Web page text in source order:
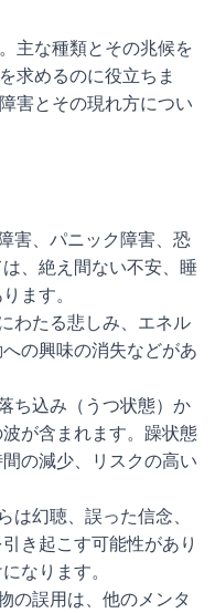
主な種類とその兆候を
求めるのに役立ちま
害とその現れ方につい
害、パニック障害、恐
、絶え間ない不安、睡
ます。
わたる悲しみ、エネル
の興味の消失などがあ
ち込み（うつ状態）か
が含まれます。躁状態
の減少、リスクの高い
は幻聴、誤った信念、
き起こす可能性があり
なります。
の誤用は、他のメンタ